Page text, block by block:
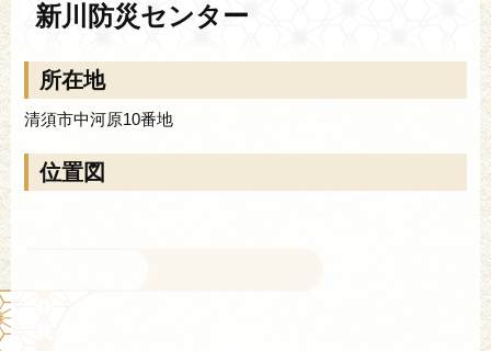
新川防災センター
所在地
清須市中河原10番地
位置図